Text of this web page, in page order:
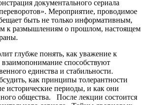
документального сериала
Мероприятие, проводимое
быть не только информативным,
к размышлениям о прошлом, настоящем
понять, как уважение к
способствуют
единства и стабильности.
как принципы толерантности
исторические периоды, и как они
общества. После лекции состоится